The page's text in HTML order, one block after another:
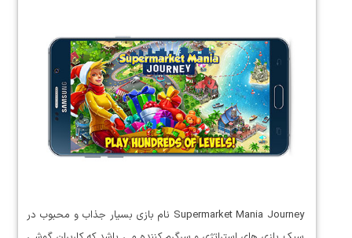
Supermarket Mania Journey نام بازی بسیار جذاب و محبوب در